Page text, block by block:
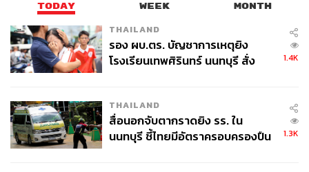
TODAY WEEK MONTH
THAILAND
รอง ผบ.ตร. บัญชาการเหตุยิง
โรงเรียนเทพศิรินทร์ นนทบุรี สั่ง
1.4K
THAILAND
สื่อนอกจับตากราดยิง รร. ใน
นนทบุรี ชี้ไทยมีอัตราครอบครองปืน
1.3K